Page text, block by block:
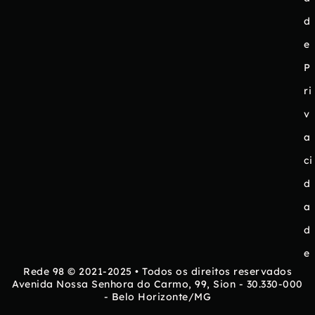
d
e
P
ri
v
a
ci
d
a
d
e
Rede 98 © 2021-2025 • Todos os direitos reservados
Avenida Nossa Senhora do Carmo, 99, Sion - 30.330-000
- Belo Horizonte/MG